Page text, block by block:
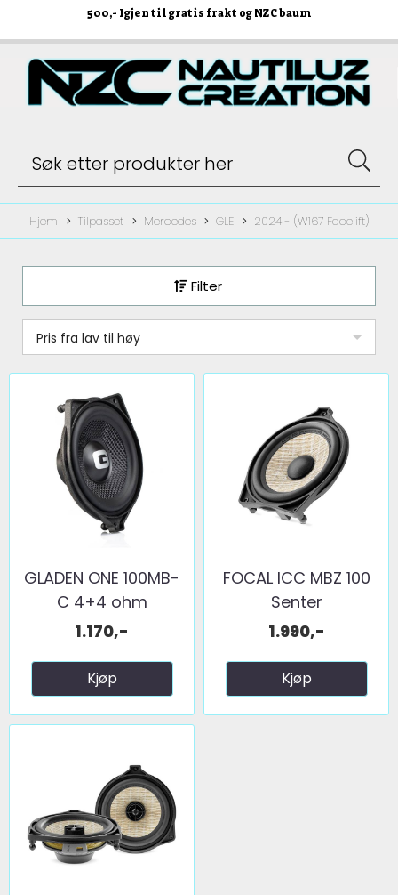
500,- Igjen til gratis frakt og NZC baum
Hjem Tilpasset Mercedes GLE 2024 - (W167 Facelift)
Filter
Pris fra lav til høy
GLADEN ONE 100MB-
C 4+4 ohm
1.170,-
Kjøp
FOCAL ICC MBZ 100
Senter
1.990,-
Kjøp